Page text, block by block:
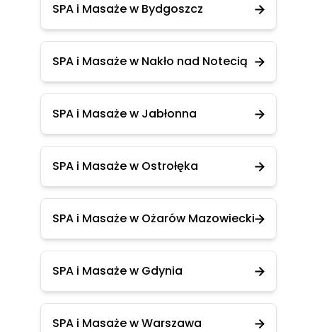
SPA i Masaże w Bydgoszcz
SPA i Masaże w Nakło nad Notecią
SPA i Masaże w Jabłonna
SPA i Masaże w Ostrołęka
SPA i Masaże w Ożarów Mazowiecki
SPA i Masaże w Gdynia
SPA i Masaże w Warszawa